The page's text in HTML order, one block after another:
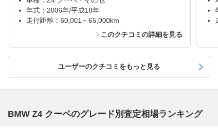
年式：2006年/平成18年
走行距離：60,001～65,000km
このクチコミの詳細を見る
ユーザーのクチコミをもっと見る
BMW Z4 クーペのグレード別査定相場ランキング